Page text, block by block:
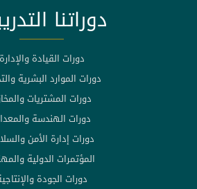
دوراتنا
دورات القيادة والإدارة
دورات الموارد البشرية
دورات المشتريات
دورات الهندسة
دورات إدارة الأمن
المؤتمرات الدولية
دورات الجودة